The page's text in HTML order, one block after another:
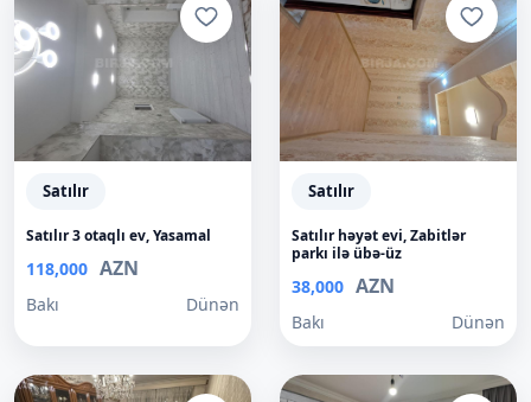
Satılır
Satılır 3 otaqlı ev, Yasamal
118,000 AZN
Bakı Dünən
Satılır
Satılır həyət evi, Zabitlər
parkı ilə übə-üz
38,000 AZN
Bakı Dünən